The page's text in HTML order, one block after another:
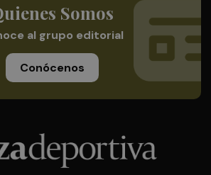
Somos
al grupo editorial
Conócenos